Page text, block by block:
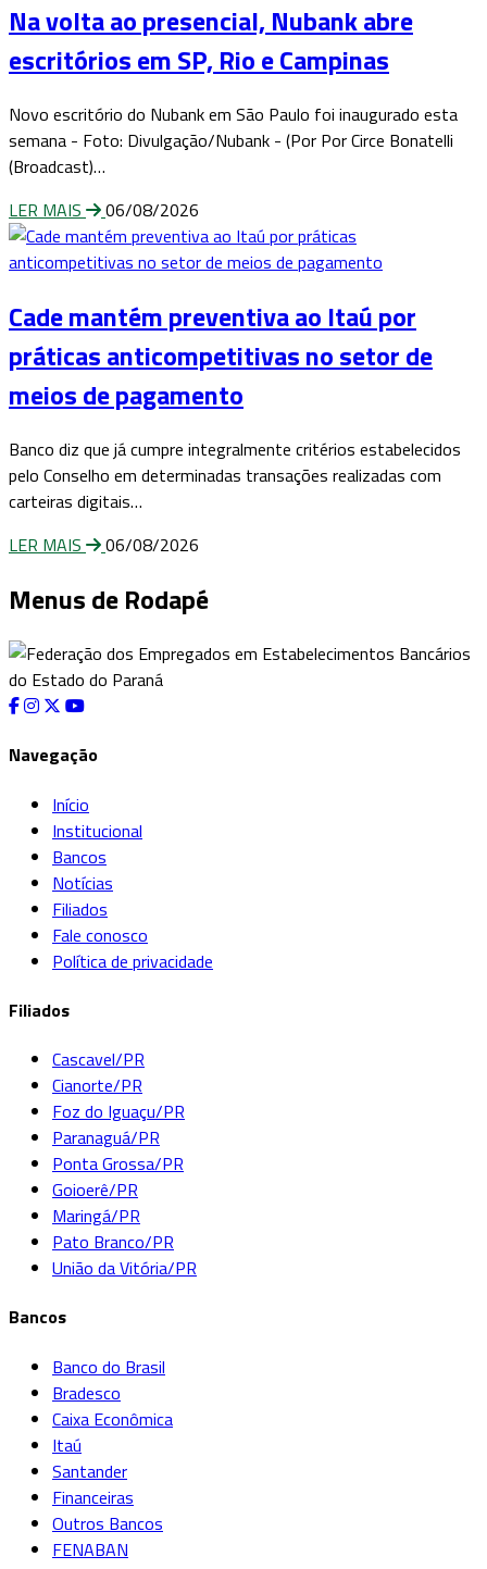
Na volta ao presencial, Nubank abre
escritórios em SP, Rio e Campinas
Novo escritório do Nubank em São Paulo foi inaugurado esta
semana - Foto: Divulgação/Nubank - (Por Por Circe Bonatelli
(Broadcast)…
LER MAIS
06/08/2026
Cade mantém preventiva ao Itaú por
práticas anticompetitivas no setor de
meios de pagamento
Banco diz que já cumpre integralmente critérios estabelecidos
pelo Conselho em determinadas transações realizadas com
carteiras digitais…
LER MAIS
06/08/2026
Menus de Rodapé
Navegação
Início
Institucional
Bancos
Notícias
Filiados
Fale conosco
Política de privacidade
Filiados
Cascavel/PR
Cianorte/PR
Foz do Iguaçu/PR
Paranaguá/PR
Ponta Grossa/PR
Goioerê/PR
Maringá/PR
Pato Branco/PR
União da Vitória/PR
Bancos
Banco do Brasil
Bradesco
Caixa Econômica
Itaú
Santander
Financeiras
Outros Bancos
FENABAN